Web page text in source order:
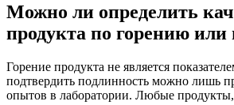
Можно ли определить
продукта по горению
Горение продукта не является
подтвердить подлинность можно лишь
опытов в лаборатории. Любые